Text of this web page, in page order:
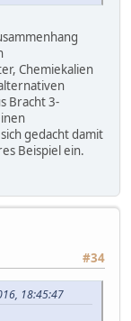
Chemiekalien
Bracht 3-
gedacht damit
Beispiel ein.
#34
18:45:47